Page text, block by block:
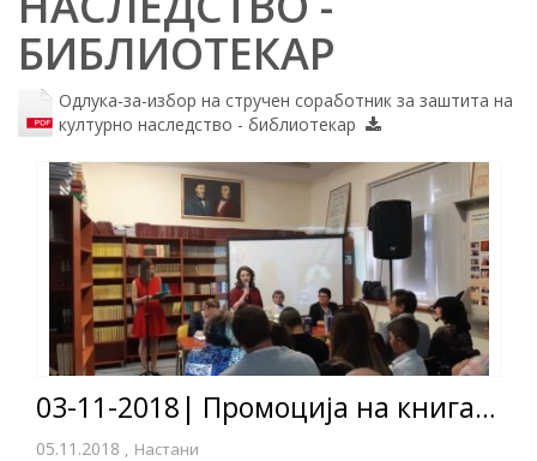
БИБЛИОТЕКАР
Одлука-за-избор на стручен соработник за заштита на
културно наследство - библиотекар
03-11-2018| Промоција на книгата Светот на Елена
05.11.2018 , Настани